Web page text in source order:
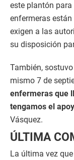
este plantón
enfermeras
exigen a las
su disposición
También,
mismo 7 de
enfermeras que
tengamos el
Vásquez.
ÚLTIMA
La última vez